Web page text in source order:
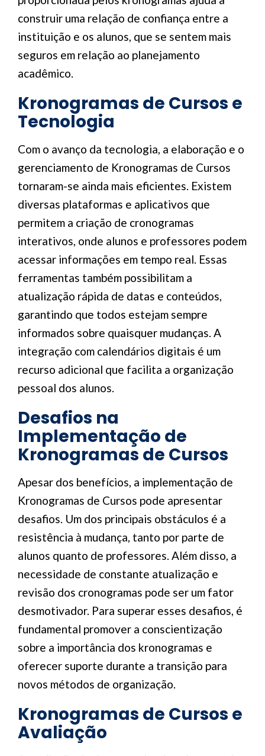
construir uma relação de confiança entre a
instituição e os alunos, que se sentem mais
seguros em relação ao planejamento
acadêmico.
Kronogramas de Cursos e
Tecnologia
Com o avanço da tecnologia, a elaboração e o
gerenciamento de Kronogramas de Cursos
tornaram-se ainda mais eficientes. Existem
diversas plataformas e aplicativos que
permitem a criação de cronogramas
interativos, onde alunos e professores podem
acessar informações em tempo real. Essas
ferramentas também possibilitam a
atualização rápida de datas e conteúdos,
garantindo que todos estejam sempre
informados sobre quaisquer mudanças. A
integração com calendários digitais é um
recurso adicional que facilita a organização
pessoal dos alunos.
Desafios na
Implementação de
Kronogramas de Cursos
Apesar dos benefícios, a implementação de
Kronogramas de Cursos pode apresentar
desafios. Um dos principais obstáculos é a
resistência à mudança, tanto por parte de
alunos quanto de professores. Além disso, a
necessidade de constante atualização e
revisão dos cronogramas pode ser um fator
desmotivador. Para superar esses desafios, é
fundamental promover a conscientização
sobre a importância dos kronogramas e
oferecer suporte durante a transição para
novos métodos de organização.
Kronogramas de Cursos e
Avaliação